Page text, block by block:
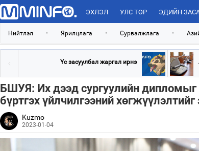
ЭХЛЭЛ УЛС ТӨР ЭДИЙН
Нийтлэл • Ярилцлага • Сурвалжлага •
Үс засуулбал жаргал ирнэ
БШУЯ: Их дээд сургуулийн
бүртгэх үйлчилгээний хөгжүүлэлтийг
Kuzmo
2023-01-04